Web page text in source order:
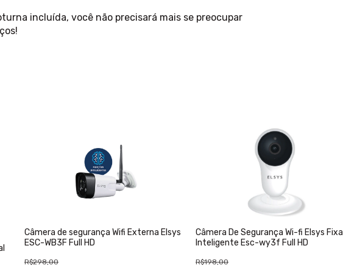
incluída, você não precisará mais se preocupar
Câmera de segurança Wifi Externa Elsys
ESC-WB3F Full HD
R$298,00
Câmera De Segurança Wi-fi Elsys Fixa
Inteligente Esc-wy3f Full HD
R$198,00